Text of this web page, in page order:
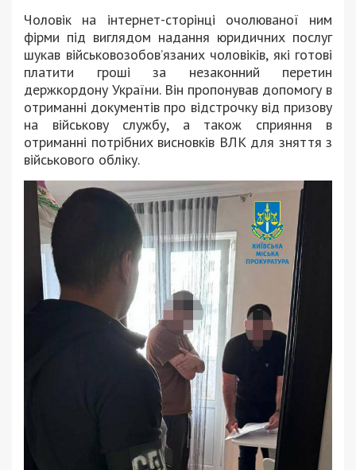
Чоловік на інтернет-сторінці очолюваної ним
фірми під виглядом надання юридичних послуг
шукав військовозобов’язаних чоловіків, які готові
платити гроші за незаконний перетин
держкордону України. Він пропонував допомогу в
отриманні документів про відстрочку від призову
на військову службу, а також сприяння в
отриманні потрібних висновків ВЛК для зняття з
військового обліку.